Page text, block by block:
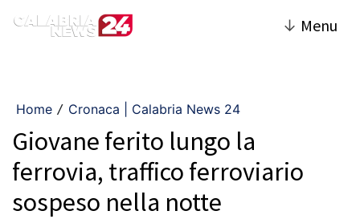
↓ Menu
Home / Cronaca | Calabria News 24
Giovane ferito lungo la
ferrovia, traffico ferroviario
sospeso nella notte